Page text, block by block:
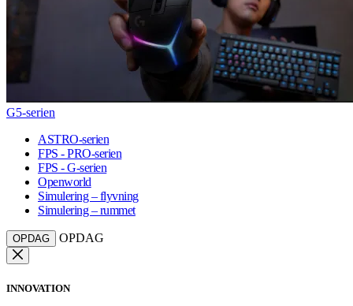
G5-serien
ASTRO-serien
FPS - PRO-serien
FPS - G-serien
Openworld
Simulering – flyvning
Simulering – rummet
OPDAG OPDAG
INNOVATION